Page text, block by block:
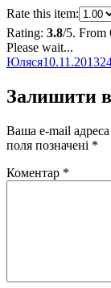
Rate this item:
Rating: 3.8/5. From
Please wait...
Автор
Юляся10.11.2013
Залишити
Ваша e-mail
поля позначені *
Коментар *